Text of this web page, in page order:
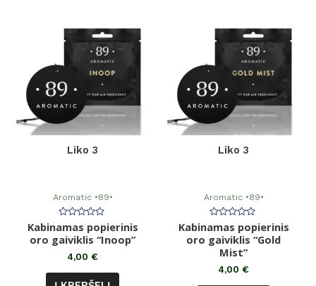
Liko 3
Aromatic •89•
Įvertinimas:
0
iš
Kabinamas popierinis
oro gaiviklis “Inoop”
4,00 €
Liko 3
Aromatic •89•
Įvertinimas:
0
iš
Kabinamas popierinis
oro gaiviklis “Gold
Mist”
4,00 €